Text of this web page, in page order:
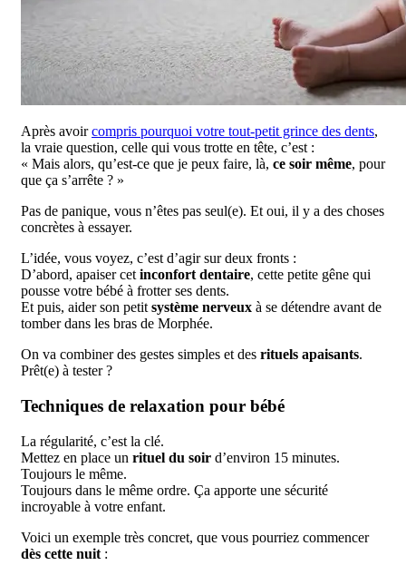
Après avoircompris pourquoi votre tout-petit grince des dents,
la vraie question, celle qui vous trotte en tête, c’est :
« Mais alors, qu’est-ce que je peux faire, là, ce soir même, pour
que ça s’arrête ? »
Pas de panique, vous n’êtes pas seul(e). Et oui, il y a des choses
concrètes à essayer.
L’idée, vous voyez, c’est d’agir sur deux fronts :
D’abord, apaiser cet inconfort dentaire, cette petite gêne qui
pousse votre bébé à frotter ses dents.
Et puis, aider son petit système nerveux à se détendre avant de
tomber dans les bras de Morphée.
On va combiner des gestes simples et des rituels apaisants.
Prêt(e) à tester ?
Techniques de relaxation pour bébé
La régularité, c’est la clé.
Mettez en place un rituel du soir d’environ 15 minutes.
Toujours le même.
Toujours dans le même ordre. Ça apporte une sécurité
incroyable à votre enfant.
Voici un exemple très concret, que vous pourriez commencer
dès cette nuit :